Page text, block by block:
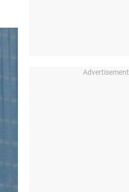
Advertisement